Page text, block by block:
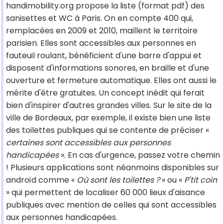
handimobility.org propose la liste (format pdf) des
sanisettes et WC à Paris. On en compte 400 qui,
remplacées en 2009 et 2010, maillent le territoire
parisien. Elles sont accessibles aux personnes en
fauteuil roulant, bénéficient d'une barre d'appui et
disposent d'informations sonores, en braille et d'une
ouverture et fermeture automatique. Elles ont aussi le
mérite d'être gratuites. Un concept inédit qui ferait
bien d'inspirer d'autres grandes villes. Sur le site de la
ville de Bordeaux, par exemple, il existe bien une liste
des toilettes publiques qui se contente de préciser «
certaines sont accessibles aux personnes
handicapées». En cas d'urgence, passez votre chemin
! Plusieurs applications sont néanmoins disponibles sur
androïd comme « Où sont les toilettes ?» ou « P'tit coin
» qui permettent de localiser 60 000 lieux d'aisance
publiques avec mention de celles qui sont accessibles
aux personnes handicapées.